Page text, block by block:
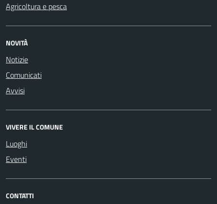
Agricoltura e pesca
NOVITÀ
Notizie
Comunicati
Avvisi
VIVERE IL COMUNE
Luoghi
Eventi
CONTATTI